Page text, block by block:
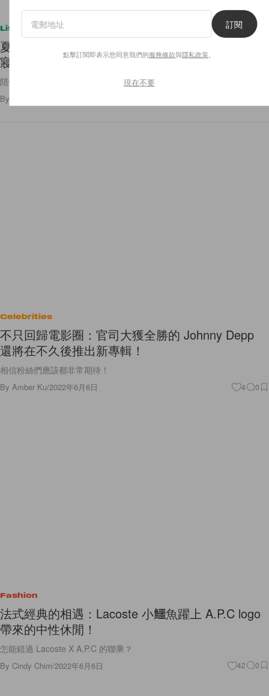
Lifestyle
夏日也不怕悶熱睡不著：IKEA 為你整理好「涼感
寢具」Top 6 人氣清單！
陪你度過炎熱夏季的夜晚！
By
Celebrities
不只回歸電影圈：官司大獲全勝的 Johnny Depp
還將在不久後推出新專輯！
相信粉絲們應該都非常期待！
By Amber Ku/2022年6月6日 4 0
Fashion
法式經典的相遇：Lacoste 小鱷魚躍上 A.P.C logo
帶來的中性休閒！
怎能錯過 Lacoste X A.P.C 的聯乘？
By Cindy Chim/2022年6月6日 42 0
訂閱
點擊訂閱即表示您同意我們的服務條款與隱私政策
現在不要